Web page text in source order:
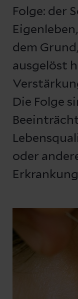
Folge: der
dem
ausgelöst
Die Folge
oder